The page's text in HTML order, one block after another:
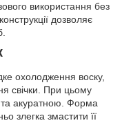
використання без
дозволяє
охолодження воску,
свічки. При цьому
та акуратною. Форма
злегка змастити її